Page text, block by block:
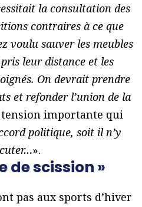
la consultation des
contraires à ce que
voulu sauver les meubles
leur distance et les
On devrait prendre
et refonder l’union de la
tension importante qui
politique, soit il n’y
».
de scission »
pas aux sports d’hiver